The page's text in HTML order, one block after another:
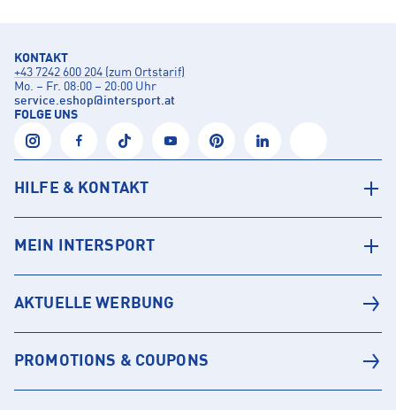
KONTAKT
+43 7242 600 204 (zum Ortstarif)
Mo. – Fr. 08:00 – 20:00 Uhr
service.eshop@intersport.at
FOLGE UNS
HILFE & KONTAKT
MEIN INTERSPORT
AKTUELLE WERBUNG
PROMOTIONS & COUPONS